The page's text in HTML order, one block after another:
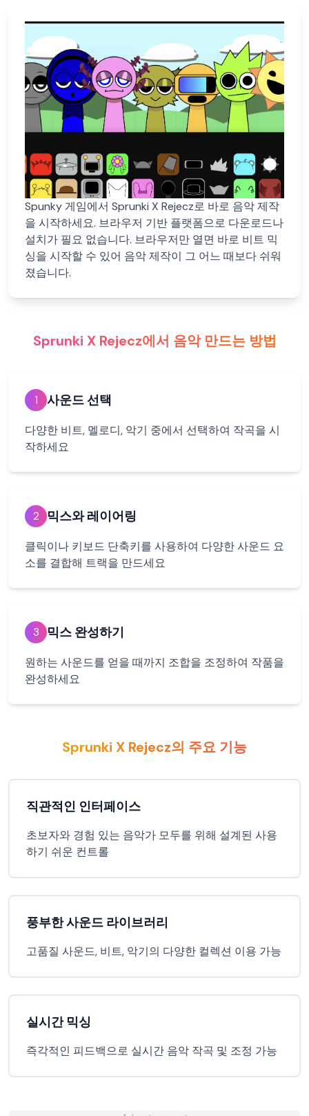
Spunky 게임에서 Sprunki X Rejecz로 바로 음악 제작
을 시작하세요. 브라우저 기반 플랫폼으로 다운로드나
설치가 필요 없습니다. 브라우저만 열면 바로 비트 믹
싱을 시작할 수 있어 음악 제작이 그 어느 때보다 쉬워
졌습니다.
Sprunki X Rejecz에서 음악 만드는 방법
1 사운드 선택
다양한 비트, 멜로디, 악기 중에서 선택하여 작곡을 시
작하세요
2 믹스와 레이어링
클릭이나 키보드 단축키를 사용하여 다양한 사운드 요
소를 결합해 트랙을 만드세요
3 믹스 완성하기
원하는 사운드를 얻을 때까지 조합을 조정하여 작품을
완성하세요
Sprunki X Rejecz의 주요 기능
직관적인 인터페이스
초보자와 경험 있는 음악가 모두를 위해 설계된 사용
하기 쉬운 컨트롤
풍부한 사운드 라이브러리
고품질 사운드, 비트, 악기의 다양한 컬렉션 이용 가능
실시간 믹싱
즉각적인 피드백으로 실시간 음악 작곡 및 조정 가능